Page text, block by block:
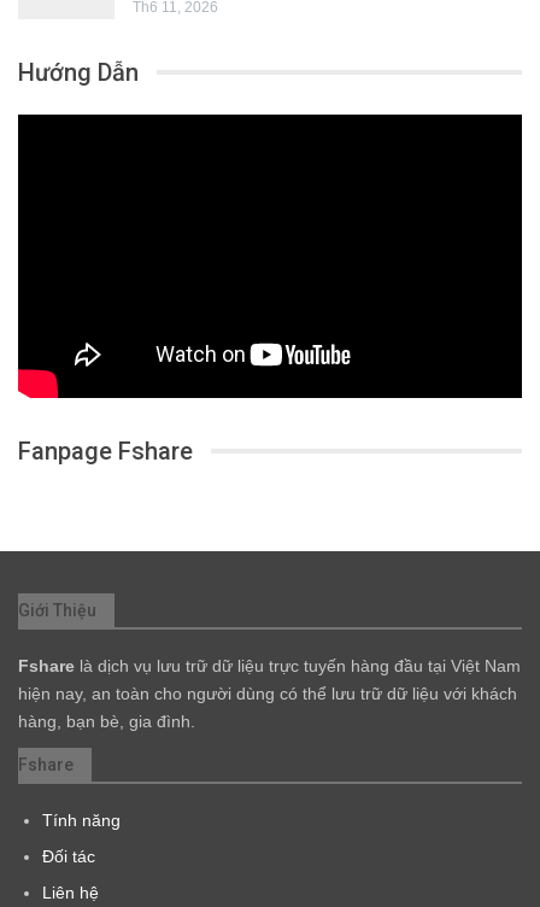
Th6 11, 2026
Hướng Dẫn
Fanpage Fshare
Giới Thiệu
Fshare là dịch vụ lưu trữ dữ liệu trực tuyến hàng đầu tại Việt Nam
hiện nay, an toàn cho người dùng có thể lưu trữ dữ liệu với khách
hàng, bạn bè, gia đình.
Fshare
Tính năng
Đối tác
Liên hệ